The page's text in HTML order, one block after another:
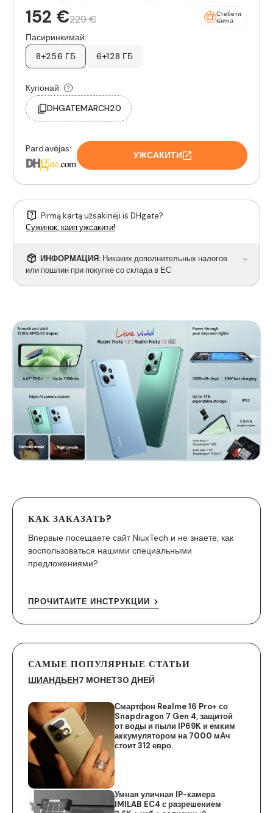
152 €229 €
Стебети
каина
Пасиринкимай:
8+256 ГБ
6+128 ГБ
Купонай:
DHGATEMARCH20
Pardavėjas:
УЖСАКИТИ
Pirmą kartą užsakinėji iš DHgate?
Сужинок, каип ужсакити!
ИНФОРМАЦИЯ: Никаких дополнительных налогов
или пошлин при покупке со склада в ЕС
КАК ЗАКАЗАТЬ?
Впервые посещаете сайт NiuxTech и не знаете, как
воспользоваться нашими специальными
предложениями?
ПРОЧИТАЙТЕ ИНСТРУКЦИИ
САМЫЕ ПОПУЛЯРНЫЕ СТАТЬИ
ШИАНДЬЕН7 МОНЕТ30 ДНЕЙ
Смартфон Realme 16 Pro+ со
Snapdragon 7 Gen 4, защитой
от воды и пыли IP69K и емким
аккумулятором на 7000 мАч
стоит 312 евро.
Умная уличная IP-камера
IMILAB EC4 с разрешением